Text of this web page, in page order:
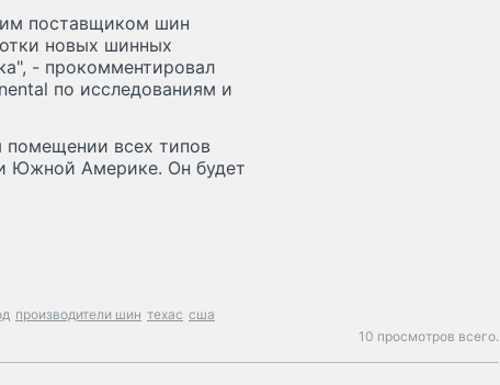
поставщиком шин
новых шинных
- прокомментировал
по исследованиям и
помещении всех типов
Южной Америке. Он будет
производители шин техас сша
10 просмотров всего.